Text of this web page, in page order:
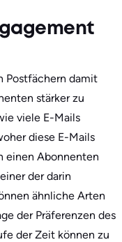
Postfächern damit
stärker zu
viele E-Mails
diese E-Mails
einen Abonnenten
der darin
ähnliche Arten
der Präferenzen des
der Zeit können zu